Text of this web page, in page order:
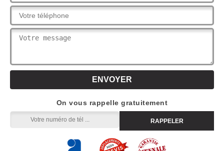
On vous rappelle gratuitement